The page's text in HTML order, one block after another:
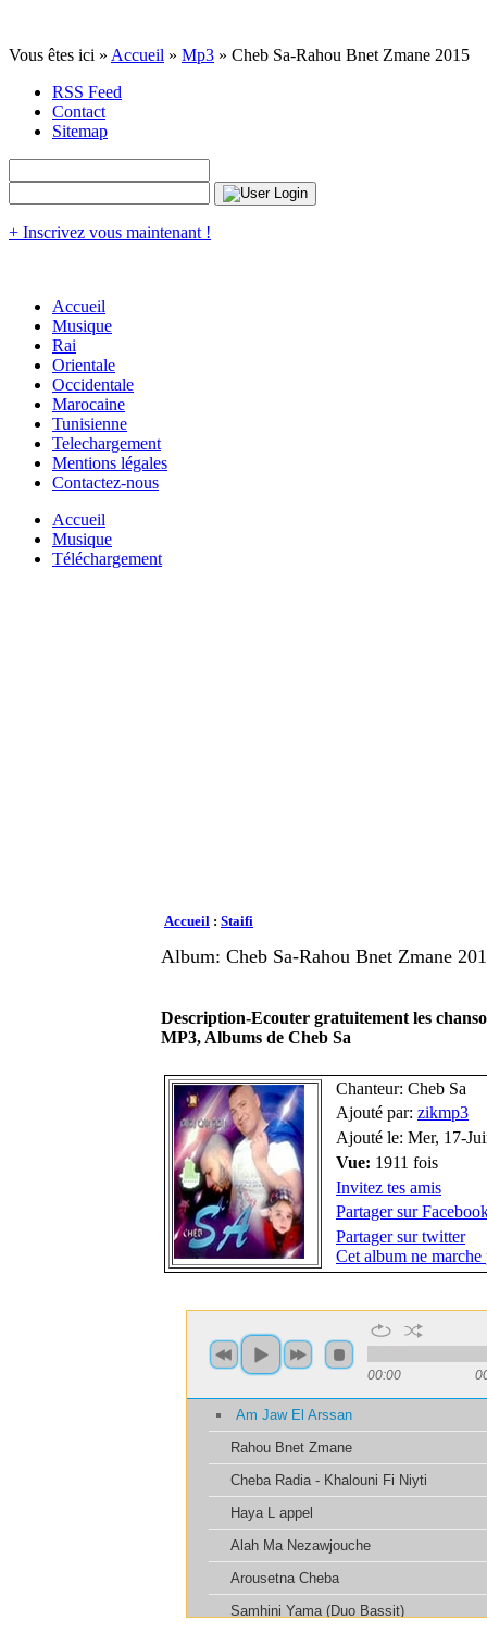
Vous êtes ici » Accueil » Mp3 » Cheb Sa-Rahou Bnet Zmane 2015
RSS Feed
Contact
Sitemap
+ Inscrivez vous maintenant !
Accueil
Musique
Rai
Orientale
Occidentale
Marocaine
Tunisienne
Telechargement
Mentions légales
Contactez-nous
Accueil
Musique
Téléchargement
Accueil : Staifi
Album: Cheb Sa-Rahou Bnet Zmane
Description-Ecouter gratuitement les
MP3, Albums de Cheb Sa
Chanteur: Cheb Sa
Ajouté par: zikmp3
Ajouté le: Mer, 17-
Vue: 1911 fois
Invitez tes amis
Partager sur
Partager sur twitter
Cet album ne marche